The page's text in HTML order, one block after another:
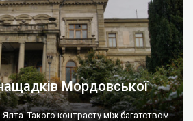
Мордовської
Такого контрасту між багатством